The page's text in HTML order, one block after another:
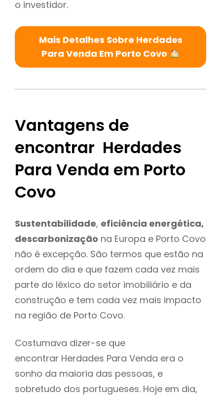
o investidor.
Mais Detalhes Sobre Herdades
Para Venda Em Porto Covo
Vantagens de
encontrar Herdades
Para Venda em Porto
Covo
Sustentabilidade, eficiência energética,
descarbonização na Europa e Porto Covo
não é excepção. São termos que estão na
ordem do dia e que fazem cada vez mais
parte do léxico do setor imobiliário e da
construção e tem cada vez mais impacto
na região de Porto Covo.
Costumava dizer-se que
encontrar Herdades Para Venda era o
sonho da maioria das pessoas, e
sobretudo dos portugueses. Hoje em dia,